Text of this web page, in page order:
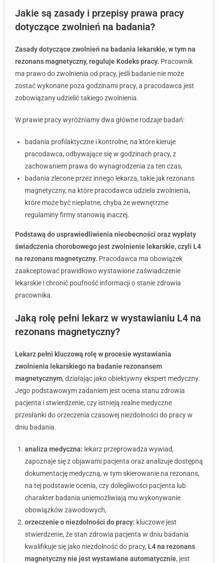
Jakie są zasady i przepisy prawa pracy
dotyczące zwolnień na badania?
Zasady dotyczące zwolnień na badania lekarskie, w tym na
rezonans magnetyczny, reguluje Kodeks pracy. Pracownik
ma prawo do zwolnienia od pracy, jeśli badanie nie może
zostać wykonane poza godzinami pracy, a pracodawca jest
zobowiązany udzielić takiego zwolnienia.
W prawie pracy wyróżniamy dwa główne rodzaje badań:
badania profilaktyczne i kontrolne, na które kieruje
pracodawca, odbywające się w godzinach pracy, z
zachowaniem prawa do wynagrodzenia za ten czas,
badania zlecone przez innego lekarza, takie jak rezonans
magnetyczny, na które pracodawca udziela zwolnienia,
które może być niepłatne, chyba że wewnętrzne
regulaminy firmy stanowią inaczej.
Podstawą do usprawiedliwienia nieobecności oraz wypłaty
świadczenia chorobowego jest zwolnienie lekarskie, czyli L4
na rezonans magnetyczny. Pracodawca ma obowiązek
zaakceptować prawidłowo wystawione zaświadczenie
lekarskie i chronić poufność informacji o stanie zdrowia
pracownika.
Jaką rolę pełni lekarz w wystawianiu L4 na
rezonans magnetyczny?
Lekarz pełni kluczową rolę w procesie wystawiania
zwolnienia lekarskiego na badanie rezonansem
magnetycznym, działając jako obiektywny ekspert medyczny.
Jego podstawowym zadaniem jest ocena stanu zdrowia
pacjenta i stwierdzenie, czy istnieją realne medyczne
przesłanki do orzeczenia czasowej niezdolności do pracy w
dniu badania.
analiza medyczna: lekarz przeprowadza wywiad,
zapoznaje się z objawami pacjenta oraz analizuje dostępną
dokumentację medyczną, w tym skierowanie na rezonans,
na tej podstawie ocenia, czy dolegliwości pacjenta lub
charakter badania uniemożliwiają mu wykonywanie
obowiązków zawodowych,
orzeczenie o niezdolności do pracy: kluczowe jest
stwierdzenie, że stan zdrowia pacjenta w dniu badania
kwalifikuje się jako niezdolność do pracy, L4 na rezonans
magnetyczny nie jest wystawiane automatycznie, jest